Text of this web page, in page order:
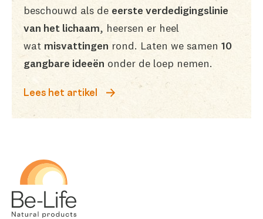
beschouwd als de eerste verdedigingslinie
van het lichaam, heersen er heel
wat misvattingen rond. Laten we samen 10
gangbare ideeën onder de loep nemen.
Lees het artikel